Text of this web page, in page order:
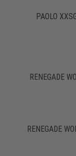
PAOLO
RENEGADE
RENEGADE